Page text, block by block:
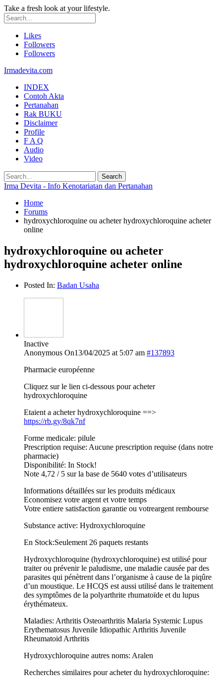
Take a fresh look at your lifestyle.
Likes
Followers
Followers
Irmadevita.com
INDEX
Contoh Akta
Pertanahan
Rak BUKU
Disclaimer
Profile
F A Q
Audio
Video
Irma Devita - Info Kenotariatan dan Pertanahan
Home
Forums
hydroxychloroquine ou acheter hydroxychloroquine acheter
online
hydroxychloroquine ou acheter
hydroxychloroquine acheter online
Posted In: Badan Usaha
Inactive
Anonymous On13/04/2025 at 5:07 am #137893
Pharmacie européenne
Cliquez sur le lien ci-dessous pour acheter
hydroxychloroquine
Etaient a acheter hydroxychloroquine ==>
https://rb.gy/8qk7nf
Forme medicale: pilule
Prescription requise: Aucune prescription requise (dans notre
pharmacie)
Disponibilité: In Stock!
Note 4,72 / 5 sur la base de 5640 votes d’utilisateurs
Informations détaillées sur les produits médicaux
Economisez votre argent et votre temps
Votre entiere satisfaction garantie ou votreargent rembourse
Substance active: Hydroxychloroquine
En Stock:Seulement 26 paquets restants
Hydroxychloroquine (hydroxychloroquine) est utilisé pour
traiter ou prévenir le paludisme, une maladie causée par des
parasites qui pénètrent dans l’organisme à cause de la piqûre
d’un moustique. Le HCQS est aussi utilisé dans le traitement
des symptômes de la polyarthrite rhumatoïde et du lupus
érythémateux.
Maladies: Arthritis Osteoarthritis Malaria Systemic Lupus
Erythematosus Juvenile Idiopathic Arthritis Juvenile
Rheumatoid Arthritis
Hydroxychloroquine autres noms: Aralen
Recherches similaires pour acheter du hydroxychloroquine: